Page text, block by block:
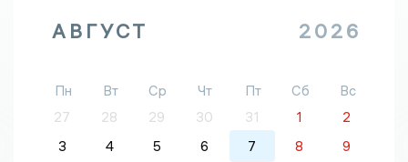
АВГУСТ 2026
Пн Вт Ср Чт Пт Сб
Вс
27
28 29 30 31 1
2
3
4 5 6 7 8
9